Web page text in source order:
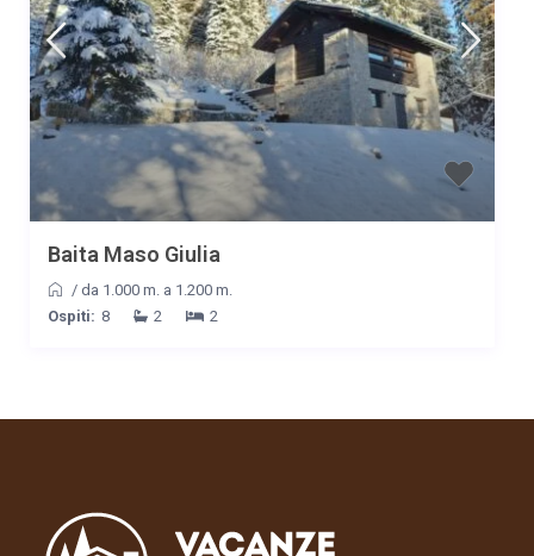
Baita Maso Giulia
/ da 1.000 m. a 1.200 m.
Ospiti: 8 2 2